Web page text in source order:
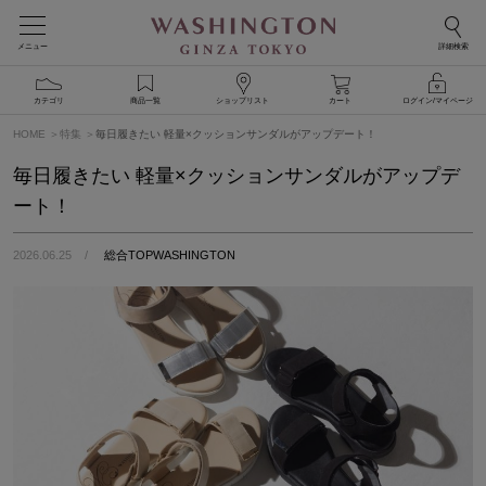
メニュー 詳細検索
カテゴリ 商品一覧 ショップリスト カート ログイン/マイページ
HOME 特集 毎日履きたい 軽量×クッションサンダルがアップデート！
毎日履きたい 軽量×クッションサンダルがアップデ
ート！
2026.06.25 総合TOPWASHINGTON